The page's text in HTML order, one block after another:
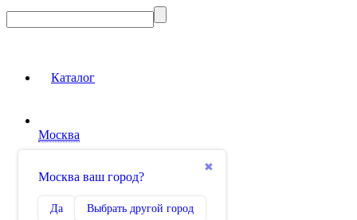
Каталог
Москва
✖
Москва ваш город?
Да Выбрать другой город
Сравнение